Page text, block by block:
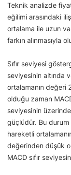
Teknik analizde
eğilimi arasındaki
ortalama ile uzun
farkın alınmasıyla
Sıfır seviyesi
seviyesinin altında
ortalamanın değeri
olduğu zaman
seviyesinin
güçlüdür. Bu durum
hareketli
değerinden düşük
MACD sıfır